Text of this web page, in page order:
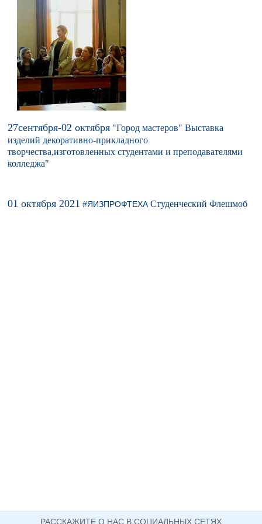
27сентября-02 октября "Город мастеров" Выставка
изделий декоративно-прикладного
творчества,изготовленных студентами и преподавателями
колледжа"
01 октября 2021 #ЯИЗПРОФТЕХАСтуденческий Флешмоб
РАССКАЖИТЕ О НАС В СОЦИАЛЬНЫХ СЕТЯХ